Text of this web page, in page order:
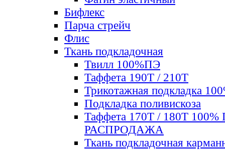
Бифлекс
Парча стрейч
Флис
Ткань подкладочная
Твилл 100%ПЭ
Таффета 190Т / 210Т
Трикотажная подкладка
Подкладка поливискоза
Таффета 170Т / 180Т 100%
РАСПРОДАЖА
Ткань подкладочная